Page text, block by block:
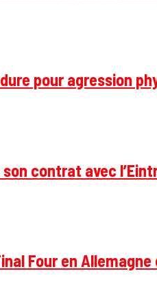
pour agression
contrat avec
Four en